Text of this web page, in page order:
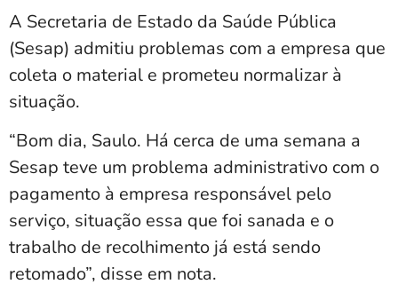
A Secretaria de Estado da Saúde Pública
(Sesap) admitiu problemas com a empresa que
coleta o material e prometeu normalizar à
situação.
“Bom dia, Saulo. Há cerca de uma semana a
Sesap teve um problema administrativo com o
pagamento à empresa responsável pelo
serviço, situação essa que foi sanada e o
trabalho de recolhimento já está sendo
retomado”, disse em nota.